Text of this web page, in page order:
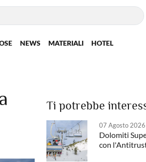
NEWS MATERIALI HOTEL
Ti potrebbe
07 Agosto 2026
Dolomiti
con